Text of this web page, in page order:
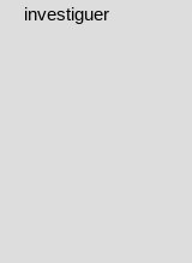
investiguer